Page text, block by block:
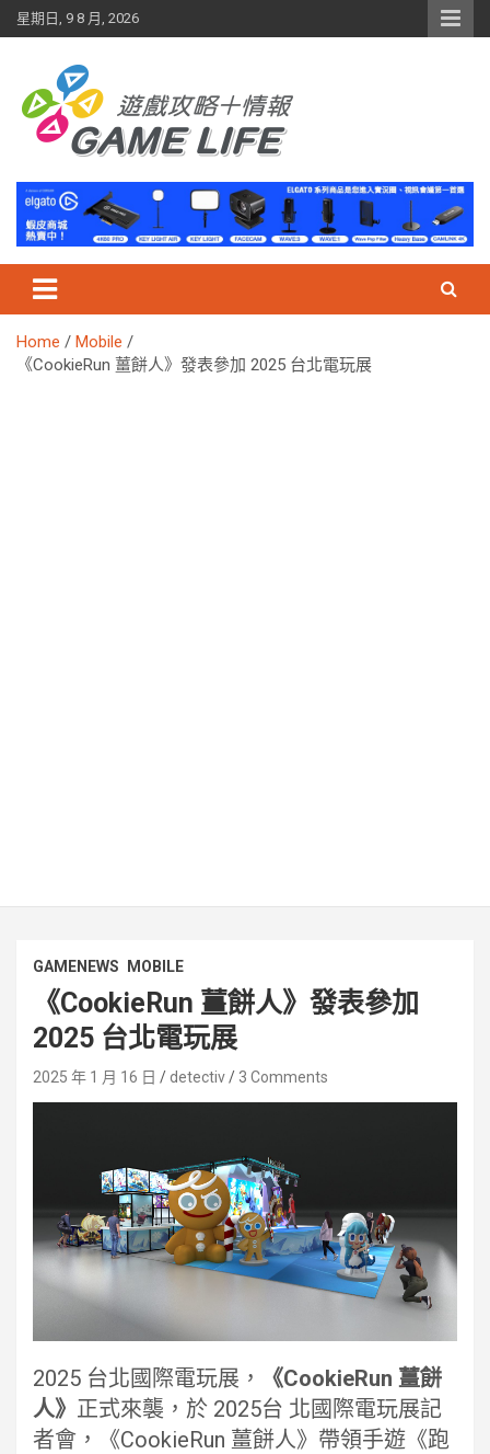
Skip
to
星期日, 9 8 月, 2026
Home
Mobile
《CookieRun 薑餅人》發表參加 2025 台北電玩展
GAMENEWS MOBILE
《CookieRun 薑餅人》發表參加
2025 台北電玩展
2025 年 1 月 16 日 detectiv 3 Comments
2025 台北國際電玩展，
《CookieRun 薑餅
人》 正式來襲，於 2025台 北國際電玩展記
者會，《CookieRun 薑餅人》帶領手遊《跑